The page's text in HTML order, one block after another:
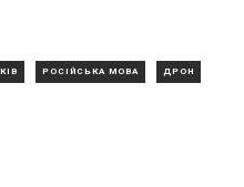
РОСІЙСЬКА МОВА ДРОН